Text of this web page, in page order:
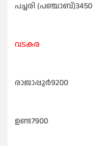
പച്ചരി (പഞ്ചാബ്)3450
വടകര
രാജാപ്പുർ9200
ഉണ്ട7900